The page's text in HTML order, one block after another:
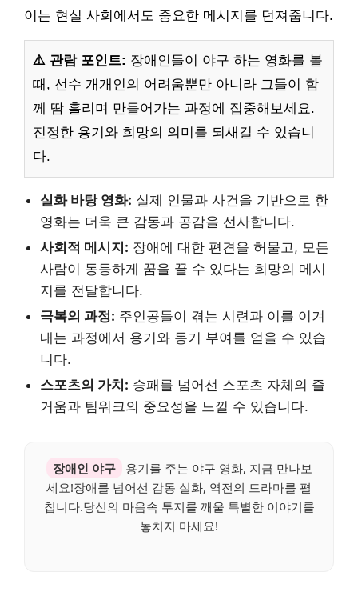
이는 현실 사회에서도 중요한 메시지를 던져줍니다.
⚠️ 관람 포인트: 장애인들이 야구 하는 영화를 볼
때, 선수 개개인의 어려움뿐만 아니라 그들이 함
께 땀 흘리며 만들어가는 과정에 집중해보세요.
진정한 용기와 희망의 의미를 되새길 수 있습니
다.
실화 바탕 영화: 실제 인물과 사건을 기반으로 한
영화는 더욱 큰 감동과 공감을 선사합니다.
사회적 메시지: 장애에 대한 편견을 허물고, 모든
사람이 동등하게 꿈을 꿀 수 있다는 희망의 메시
지를 전달합니다.
극복의 과정: 주인공들이 겪는 시련과 이를 이겨
내는 과정에서 용기와 동기 부여를 얻을 수 있습
니다.
스포츠의 가치: 승패를 넘어선 스포츠 자체의 즐
거움과 팀워크의 중요성을 느낄 수 있습니다.
장애인 야구
용기를 주는 야구 영화, 지금 만나보
세요!장애를 넘어선 감동 실화, 역전의 드라마를 펼
칩니다.당신의 마음속 투지를 깨울 특별한 이야기를
놓치지 마세요!